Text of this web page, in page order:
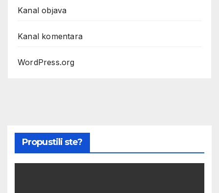
Kanal objava
Kanal komentara
WordPress.org
Propustili ste?